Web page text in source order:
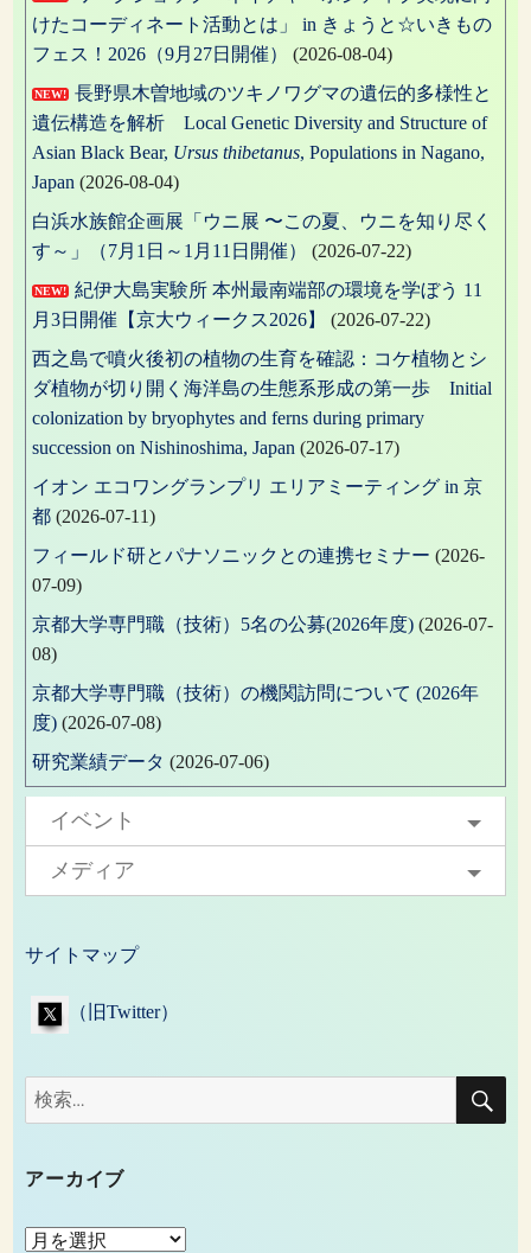
ョ
けたコーディネート活動とは」 in きょうと☆いきもの
フェス！2026（9月27日開催）
(2026-08-04)
NEW!
長野県木曽地域のツキノワグマの遺伝的多様性と
遺伝構造を解析 Local Genetic Diversity and Structure of
Asian Black Bear, Ursus thibetanus, Populations in Nagano,
Japan (2026-08-04)
白浜水族館企画展「ウニ展 〜この夏、ウニを知り尽く
す～」（7月1日～1月11日開催）
(2026-07-22)
NEW!
紀伊大島実験所 本州最南端部の環境を学ぼう 11
月3日開催【京大ウィークス2026】
(2026-07-22)
西之島で噴火後初の植物の生育を確認：コケ植物とシ
ダ植物が切り開く海洋島の生態系形成の第一歩 Initial
colonization by bryophytes and ferns during primary
succession on Nishinoshima, Japan (2026-07-17)
イオン エコワングランプリ エリアミーティング in 京
都 (2026-07-11)
フィールド研とパナソニックとの連携セミナー (2026-
07-09)
京都大学専門職（技術）5名の公募(2026年度) (2026-07-
08)
京都大学専門職（技術）の機関訪問について (2026年
度) (2026-07-08)
研究業績データ (2026-07-06)
イベント
メディア
サイトマップ
（旧Twitter）
検
索:
検
アーカイブ
ア